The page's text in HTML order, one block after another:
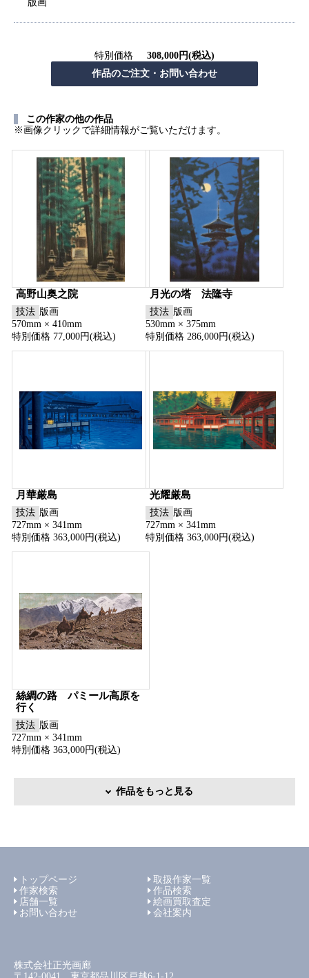
版画
特別価格 308,000円(税込)
この作家の他の作品
※画像クリックで詳細情報がご覧いただけます。
高野山奥之院
技法 版画
570mm × 410mm
特別価格 77,000円(税込)
月光の塔 法隆寺
技法 版画
530mm × 375mm
特別価格 286,000円(税込)
月華厳島
技法 版画
727mm × 341mm
特別価格 363,000円(税込)
光耀厳島
技法 版画
727mm × 341mm
特別価格 363,000円(税込)
絲綢の路 パミール高原を
行く
技法 版画
727mm × 341mm
特別価格 363,000円(税込)
作品をもっと見る
トップページ
取扱作家一覧
作家検索
作品検索
店舗一覧
絵画買取査定
お問い合わせ
会社案内
株式会社正光画廊